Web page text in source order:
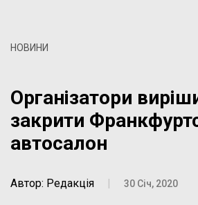
НОВИНИ
Організатори
закрити
автосалон
Автор: Редакція | 30 Січ, 2020